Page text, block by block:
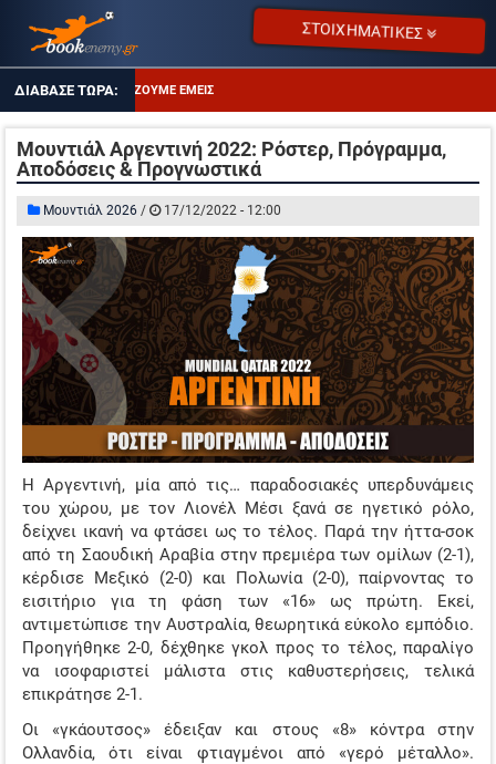
ΣΤΟΙΧΗΜΑΤΙΚΕΣ
ΤΙ ΠΑΙΖΟΥΜΕ ΕΜΕΙΣ
ΑΠΟΔΌΣΕΙΣ ΣΕ ΠΤΏΣΗ
ΔΥΑΔΑ ΚΑΛΩΝ ΑΠΟΔΟΣΕΩΝ
ΤΖΊΡΟΙ ΣΤΟΙΧΉΜΑΤΟΣ
ΠΡΟΤΕΙΝΌΜΕΝΑ SITES
ΠΡΌΓΡΑΜΜΑ TV
ΑΔΙΚΗΜΕΝΕΣ ΑΠΟ ΤΙΣ ΑΠΟΔΟΣΕΙΣ
ΤΙ ΠΑΙΖΟΥΜΕ ΕΜΕΙΣ
ΑΠΟΔΌΣΕΙΣ ΣΕ ΠΤΏΣΗ
ΔΥΑΔΑ ΚΑΛΩΝ ΑΠΟΔΟΣΕΩΝ
ΤΖΊΡΟΙ ΣΤΟΙΧΉΜΑΤΟΣ
ΠΡΟΤΕΙΝΌΜΕΝΑ SITES
ΠΡΌΓΡΑΜΜΑ TV
ΑΔΙΚΗΜΕΝΕΣ ΑΠΟ ΤΙΣ ΑΠΟΔΟΣΕΙΣ
Μουντιάλ Αργεντινή 2022: Ρόστερ, Πρόγραμμα,
Αποδόσεις & Προγνωστικά
Μουντιάλ 2026 / 17/12/2022 - 12:00
H Αργεντινή, μία από τις… παραδοσιακές υπερδυνάμεις
του χώρου, με τον Λιονέλ Μέσι ξανά σε ηγετικό ρόλο,
δείχνει ικανή να φτάσει ως το τέλος. Παρά την ήττα-σοκ
από τη Σαουδική Αραβία στην πρεμιέρα των ομίλων (2-1),
κέρδισε Μεξικό (2-0) και Πολωνία (2-0), παίρνοντας το
εισιτήριο για τη φάση των «16» ως πρώτη. Εκεί,
αντιμετώπισε την Αυστραλία, θεωρητικά εύκολο εμπόδιο.
Προηγήθηκε 2-0, δέχθηκε γκολ προς το τέλος, παραλίγο
να ισοφαριστεί μάλιστα στις καθυστερήσεις, τελικά
επικράτησε 2-1.
Οι «γκάουτσος» έδειξαν και στους «8» κόντρα στην
Ολλανδία, ότι είναι φτιαγμένοι από «γερό μέταλλο».